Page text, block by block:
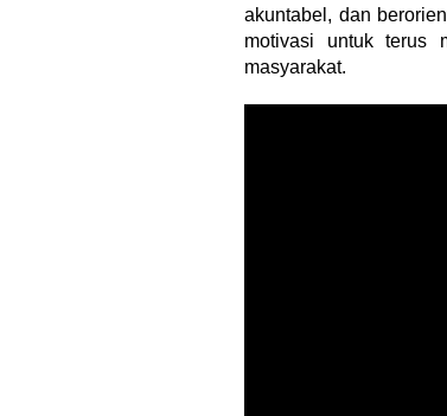
akuntabel, dan
motivasi untuk terus
masyarakat.